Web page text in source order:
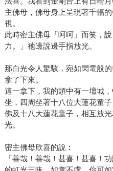
主佛母，佛母身上呈現著千輻
視。
此時密主佛母「呵呵」而笑，
力。」祂邊說邊手指放光。
那白光令人驚駭，宛如閃電般
拿了下來。
這一拿下，我的頭中有一壇城
坐，四周坐著十八位大蓮花童
佛及十八大蓮花童子，相互放
光。
密主佛母欣喜的說︰
「善哉！善哉！甚喜！甚喜！